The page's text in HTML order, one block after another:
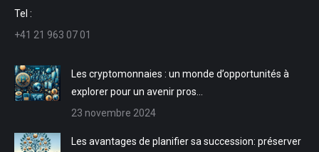
une
Tel :
+41 21 963 07 01
Les cryptomonnaies : un monde d’opportunités à
explorer pour un avenir pros…
23 novembre 2024
Les avantages de planifier sa succession: préserver